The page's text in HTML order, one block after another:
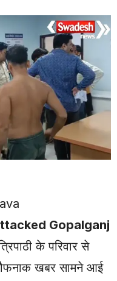
Gopalganj
के परिवार से
खबर सामने आई